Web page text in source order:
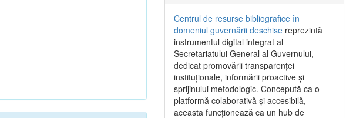
Centrul de resurse bibliografice în
domeniul guvernării deschise reprezintă
instrumentul digital integrat al
Secretariatului General al Guvernului,
dedicat promovării transparenței
instituționale, informării proactive și
sprijinului metodologic. Concepută ca o
platformă colaborativă și accesibilă,
aceasta funcționează ca un hub de